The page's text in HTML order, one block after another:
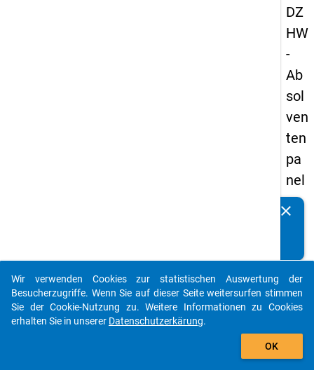
DZ
HW
-
Ab
sol
ven
ten
pa
nel
s
-
zw
eit
clear
auto_stories
add_shopping_cart
Wir verwenden Cookies zur statistischen Auswertung der
Besucherzugriffe. Wenn Sie auf dieser Seite weitersurfen stimmen
Sie der Cookie-Nutzung zu. Weitere Informationen zu Cookies
erhalten Sie in unserer Datenschutzerkärung.
OK